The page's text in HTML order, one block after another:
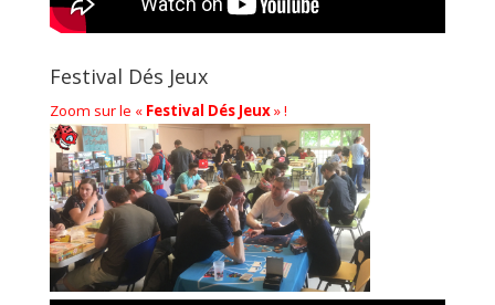
Festival Dés Jeux
Zoom sur le « Festival Dés Jeux» !